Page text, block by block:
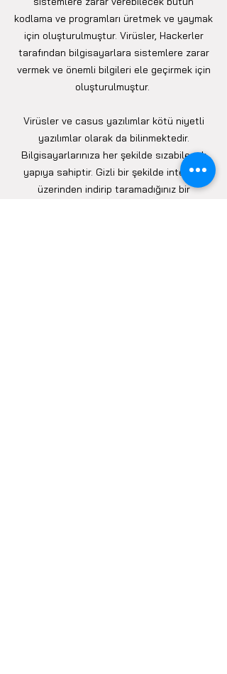
kodlama ve programları üretmek ve yaymak
için oluşturulmuştur. Virüsler, Hackerler
tarafından bilgisayarlara sistemlere zarar
vermek ve önemli bilgileri ele geçirmek için
oluşturulmuştur.
Virüsler ve casus yazılımlar kötü niyetli
yazılımlar olarak da bilinmektedir.
Bilgisayarlarınıza her şekilde sızabilecek
yapıya sahiptir. Gizli bir şekilde internet
üzerinden indirip taramadığınız bir